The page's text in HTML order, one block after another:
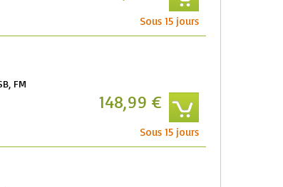
Sous 15 jours
Sous 15 jours
FM
148,99 €